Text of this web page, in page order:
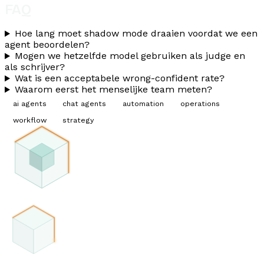
Hoe lang moet shadow mode draaien voordat we een
agent beoordelen?
Mogen we hetzelfde model gebruiken als judge en
als schrijver?
Wat is een acceptabele wrong-confident rate?
Waarom eerst het menselijke team meten?
ai agents chat agents automation
operations
workflow
strategy